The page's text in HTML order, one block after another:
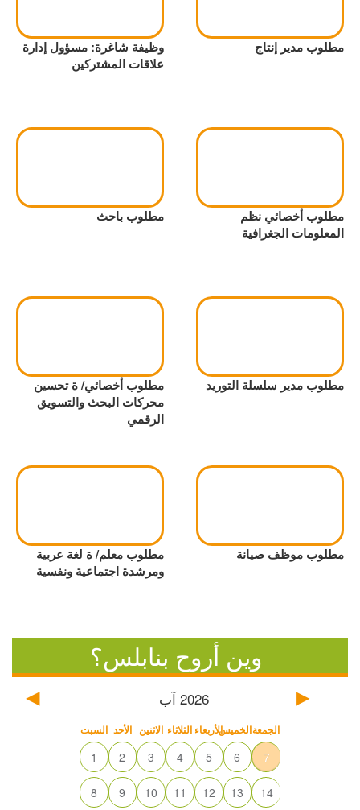
مطلوب مدير إنتاج
وظيفة شاغرة: مسؤول إدارة
علاقات المشتركين
مطلوب أخصائي نظم
المعلومات الجغرافية
مطلوب باحث
مطلوب مدير سلسلة التوريد
مطلوب أخصائي/ ة تحسين
محركات البحث والتسويق
الرقمي
مطلوب موظف صيانة
مطلوب معلم/ ة لغة عربية
ومرشدة اجتماعية ونفسية
وين أروح بنابلس؟
2026 آب
السبت الأحد الاثنين الثلاثاء الأربعاءالخميسالجمعة
1 2 3 4 5 6 7
8 9 10 11 12 13 14